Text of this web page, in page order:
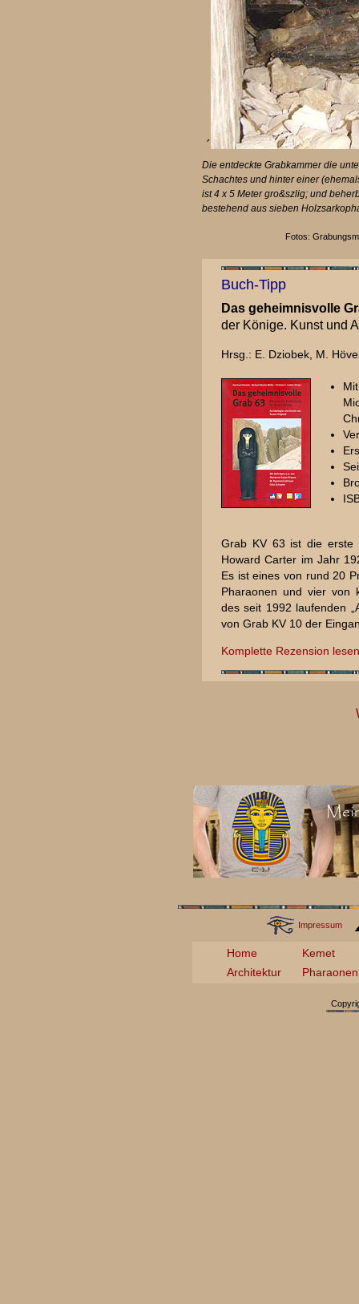
´
Die entdeckte Grabkammer die
Schachtes und hinter einer
ist 4 x 5 Meter gro&szlig; und
bestehend aus sieben
Fotos:
Buch-Tipp
Das geheimnisvolle
der Könige. Kunst und
Hrsg.: E. Dziobek, M.
Grab KV 63 ist die erste
Howard Carter im Jahr
Es ist eines von rund 20
Pharaonen und vier von
des seit 1992 laufenden
von Grab KV 10 der
Komplette Rezension
Impressum
Home
Kemet
Architektur
Pharaonen